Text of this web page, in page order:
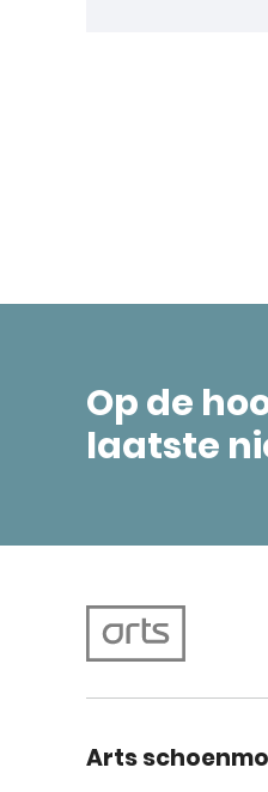
Op de
laatste
Arts